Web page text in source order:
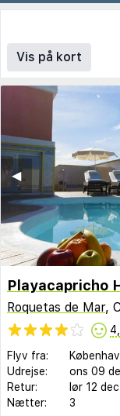
Vis på kort
◀︎
Playacapricho
Roquetas de Mar,
Flyv fra:
Udrejse:
ons 09
Retur:
lør 12 dec
Nætter:
3